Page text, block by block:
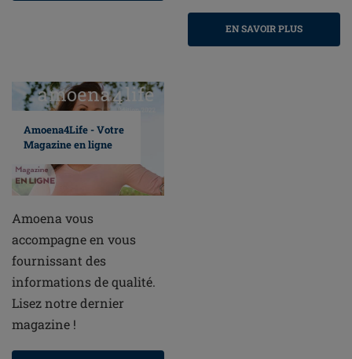
EN SAVOIR PLUS
Amoena4Life - Votre
Magazine en ligne
Amoena vous
accompagne en vous
fournissant des
informations de qualité.
Lisez notre dernier
magazine !